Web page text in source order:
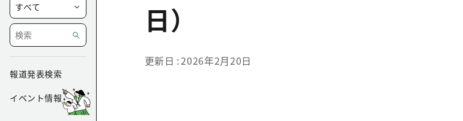
報道発表検索
イベント情報
日）
更新日 2026年2月20日